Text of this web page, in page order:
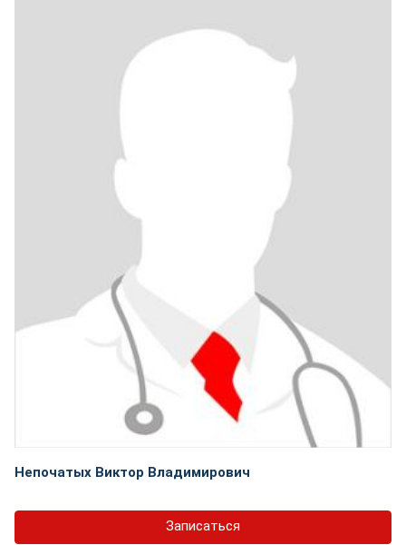
Непочатых Виктор Владимирович
Записаться